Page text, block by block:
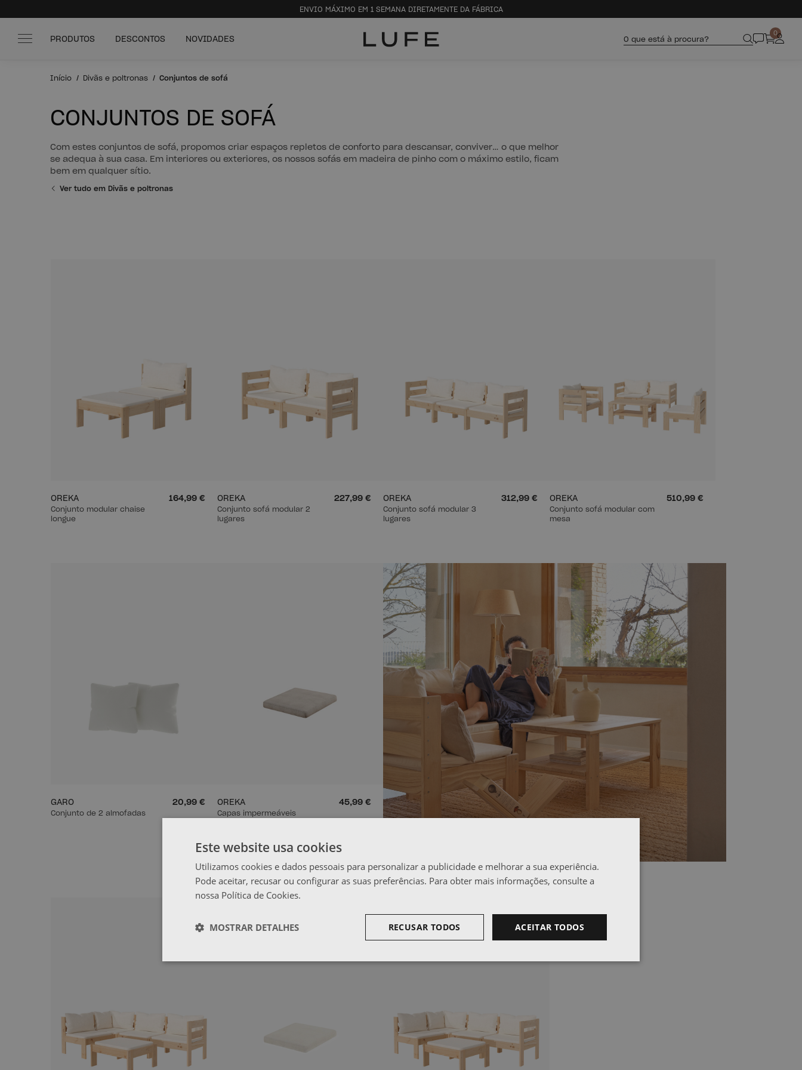
ENVIO MÁXIMO EM 1 SEMANA DIRETAMENTE DA FÁBRICA
PRODUTOS DESCONTOS NOVIDADES O que está à procura?
0
Início Divãs e poltronas Conjuntos de sofá
CONJUNTOS DE SOFÁ
Com estes conjuntos de sofá, propomos criar espaços repletos de conforto para descansar, conviver… o que melhor
se adequa à sua casa. Em interiores ou exteriores, os nossos sofás em madeira de pinho com o máximo estilo, ficam
bem em qualquer sítio.
Ver tudo em Divãs e poltronas
OREKA
Conjunto modular chaise
longue
164,99 € OREKA
Conjunto sofá modular 2
lugares
227,99 € OREKA
Conjunto sofá modular 3
lugares
312,99 € OREKA
Conjunto sofá modular com
mesa
510,99 €
GARO
Conjunto de 2 almofadas
20,99 € OREKA
Capas impermeáveis
45,99 €
Este website usa cookies
Utilizamos cookies e dados pessoais para personalizar a publicidade e melhorar a sua experiência.
Pode aceitar, recusar ou configurar as suas preferências. Para obter mais informações, consulte a
nossa Política de Cookies.
ACEITAR TODOS
RECUSAR TODOS
MOSTRAR DETALHES